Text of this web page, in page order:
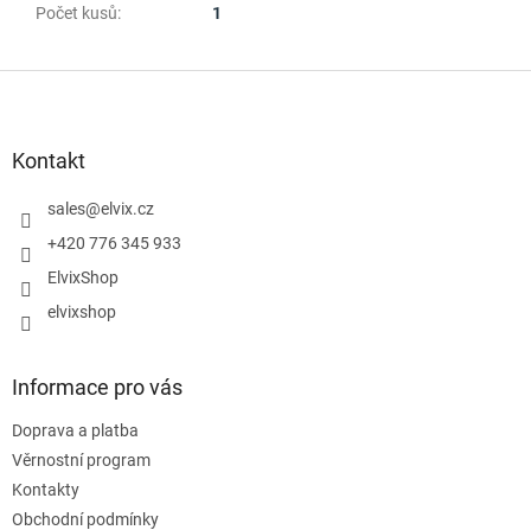
Počet kusů: 1
Kontakt
sales@elvix.cz
+420 776 345 933
ElvixShop
elvixshop
Informace pro vás
Doprava a platba
Věrnostní program
Kontakty
Obchodní podmínky